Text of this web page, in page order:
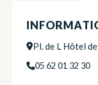
Pl. de L Hôtel
05 62 01 32 30